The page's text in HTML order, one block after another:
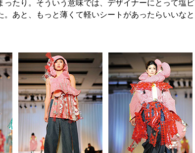
たり。そういう意味では、デザイナーにとって塩ビ
あと、もっと薄くて軽いシートがあったらいいなと